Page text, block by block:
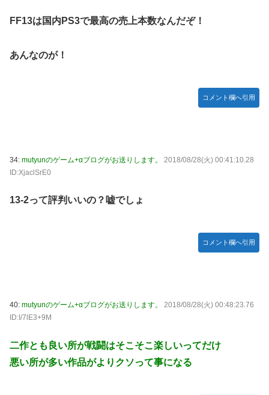
FF13は国内PS3で最高の売上本数なんだぞ！
あんなのが！
コメント欄へ引用
34: mutyunのゲーム+αブログがお送りします。
2018/08/28(火) 00:41:10.28
ID:XjaclSrE0
13-2って評判いいの？嘘でしょ
コメント欄へ引用
40: mutyunのゲーム+αブログがお送りします。
2018/08/28(火) 00:48:23.76
ID:I/7lE3+9M
二作とも良い所が戦闘はそこそこ楽しいってだけ
悪い所が多い作品がよりクソって事になる